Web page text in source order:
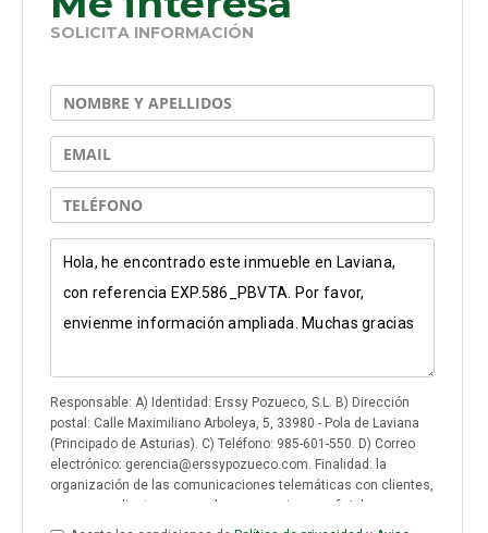
SOLICITA INFORMACIÓN
Responsable: A) Identidad: Erssy Pozueco, S.L. B) Dirección
postal: Calle Maximiliano Arboleya, 5, 33980 - Pola de Laviana
(Principado de Asturias). C) Teléfono: 985-601-550. D) Correo
electrónico: gerencia@erssypozueco.com. Finalidad: la
organización de las comunicaciones telemáticas con clientes,
empresas clientes, proveedores, organismos oficiales y, en
general, con cualquier otro tercero con quien se mantenga